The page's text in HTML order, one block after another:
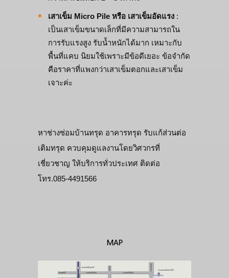
เสาเข็ม Micro Pile หรือ เสาเข็มอัดแรง :
เป็นเสาเข็มขนาดเล็กที่มีความสามารถใน
การรับแรงสูง รับน้ำหนักได้มาก เหมาะกับ
พื้นที่แคบ นิยมใช้เพราะมีข้อดีเยอะ ข้อจำกัด
คือราคาที่แพงกว่าเสาเข็มตอกและเสาเข็ม
เจาะค่ะ
หาช่างซ่อมบ้านทรุด อาคารทรุด รับแก้ส่วนต่อ
เติมทรุด ควบคุมดูแลงานโดยวิศวกรที่
เชี่ยวชาญ ให้บริการทั่วประเทศ ติดต่อ
โทร.085-4491566
MAP